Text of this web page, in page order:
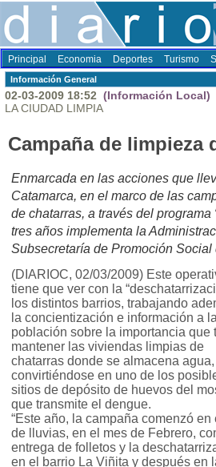
Principal Economia Deportes Turismo
Información General
02-03-2009 18:52 (Información Local)
LA CIUDAD LIMPIA
Campaña de limpieza
Enmarcada en las acciones que
Catamarca, en el marco de las
de chatarras, a través del
tres años implementa la
Subsecretaría de Promoción Social
(DIARIOC, 02/03/2009) Este
tiene que ver con la
los distintos barrios, trabajando
la concientización e información a la
población sobre la importancia que
mantener las viviendas limpias de
chatarras donde se almacena agua,
convirtiéndose en uno de los
sitios de depósito de huevos del
que transmite el dengue.
“Este año, la campaña comenzó en
de lluvias, en el mes de Febrero,
entrega de folletos y la
en el barrio La Viñita y después en